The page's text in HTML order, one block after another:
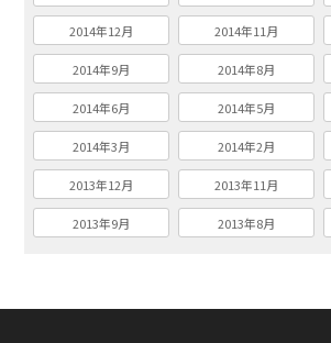
2014年12月 2014年11月
2014年9月 2014年8月
2014年6月 2014年5月
2014年3月 2014年2月
2013年12月 2013年11月
2013年9月 2013年8月